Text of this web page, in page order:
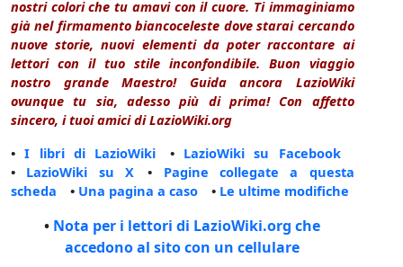
nostri colori che tu amavi con il cuore. Ti immaginiamo
già nel firmamento biancoceleste dove starai cercando
nuove storie, nuovi elementi da poter raccontare ai
lettori con il tuo stile inconfondibile. Buon viaggio
nostro grande Maestro! Guida ancora LazioWiki
ovunque tu sia, adesso più di prima! Con affetto
sincero, i tuoi amici di LazioWiki.org
•I libri di LazioWiki • LazioWiki su Facebook
• LazioWiki su X • Pagine collegate a questa
scheda • Una pagina a caso • Le ultime modifiche
• Nota per i lettori di LazioWiki.org che
accedono al sito con un cellulare